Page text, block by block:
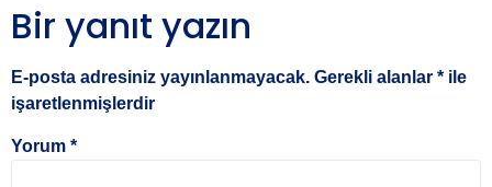
Bir yanıt yazın
E-posta adresiniz yayınlanmayacak. Gerekli alanlar * ile
işaretlenmişlerdir
Yorum *